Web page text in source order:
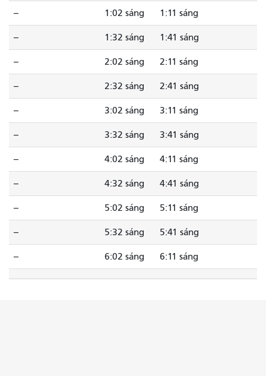
-- 1:02 sáng 1:11 sáng
-- 1:32 sáng 1:41 sáng
-- 2:02 sáng 2:11 sáng
-- 2:32 sáng 2:41 sáng
-- 3:02 sáng 3:11 sáng
-- 3:32 sáng 3:41 sáng
-- 4:02 sáng 4:11 sáng
-- 4:32 sáng 4:41 sáng
-- 5:02 sáng 5:11 sáng
-- 5:32 sáng 5:41 sáng
-- 6:02 sáng 6:11 sáng